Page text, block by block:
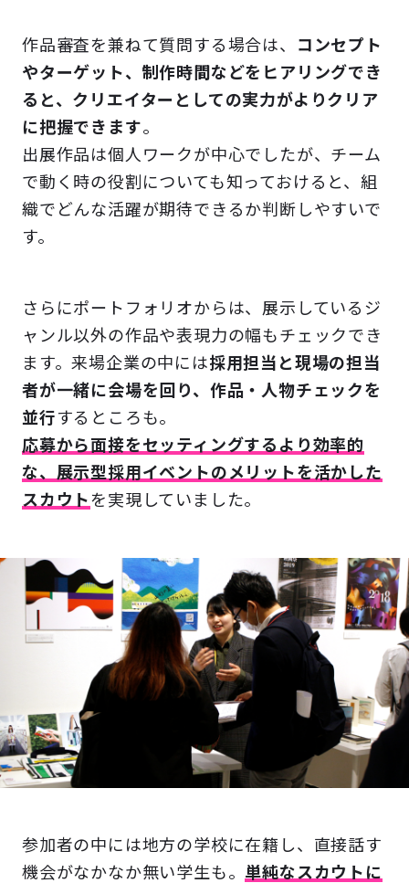
作品審査を兼ねて質問する場合は、
コンセプト
やターゲット、制作時間などをヒアリングでき
ると、クリエイターとしての実力がよりクリア
に把握できます。
出展作品は個人ワークが中心でしたが、チーム
で動く時の役割についても知っておけると、組
織でどんな活躍が期待できるか判断しやすいで
す。
さらにポートフォリオからは、展示しているジ
ャンル以外の作品や表現力の幅もチェックでき
ます。来場企業の中には採用担当と現場の担当
者が一緒に会場を回り、作品・人物チェックを
並行するところも。
応募から面接をセッティングするより効率的
な、展示型採用イベントのメリットを活かした
スカウトを実現していました。
参加者の中には地方の学校に在籍し、直接話す
機会がなかなか無い学生も。 単純なスカウトに